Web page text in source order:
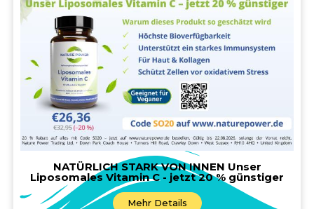
NATÜRLICH STARK VON INNEN Unser
Liposomales Vitamin C - jetzt 20 % günstiger
Mehr Details